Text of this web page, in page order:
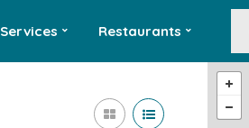
Services Restaurants